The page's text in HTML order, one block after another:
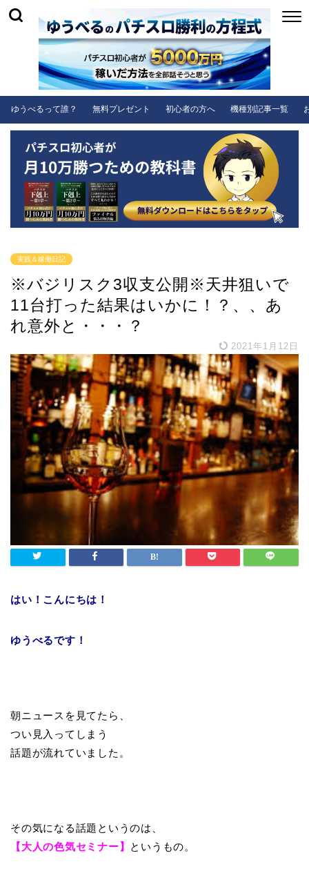
ゆうべるって誰？ 無料プレゼント 初心者の方へ 機種別記事一覧
実践＆稼働日記
※バジリスク3収支公開※天井狙いで
11台打った結果はいかに！？、、あ
れ意外と・・・？
2021年1月12日
はい！こんにちは！
ゆうべるです！
朝ニュースを見てたら、
つい見入ってしまう
話題が流れていました。
その気になる話題というのは、
【大人の色気セミナー】 というもの。